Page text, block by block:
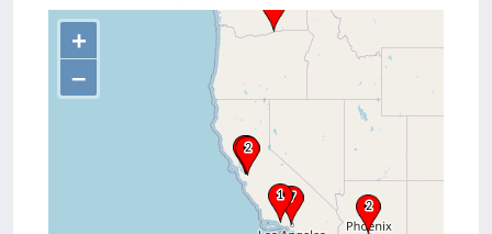
+
–